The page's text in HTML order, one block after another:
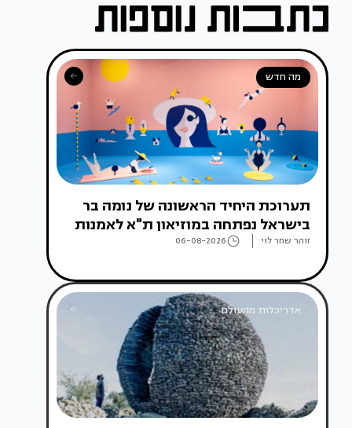
מה חדש
תערוכת היחיד הראשונה של נומה בר
בישראל נפתחה במוזיאון ת"א לאמנות
זוהר שחר לוי 06-08-2026
אדריכלות מהעולם